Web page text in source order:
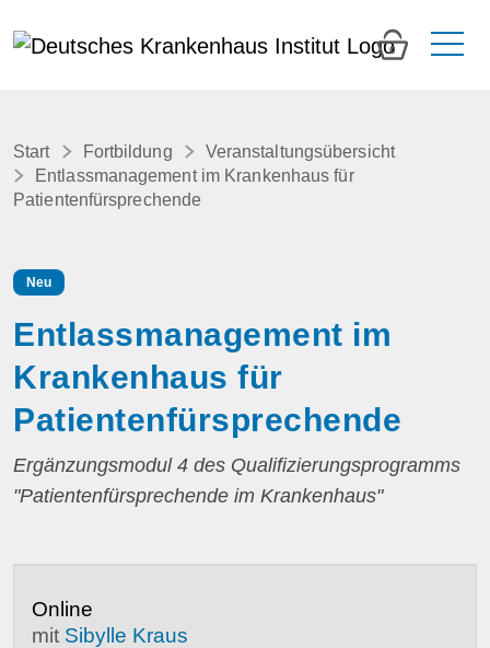
0
Start Fortbildung
Veranstaltungsübersicht
Entlassmanagement im Krankenhaus für
Patientenfürsprechende
Neu
Entlassmanagement im
Krankenhaus für
Patientenfürsprechende
Ergänzungsmodul 4 des Qualifizierungsprogramms
"Patientenfürsprechende im Krankenhaus"
Online
mit Sibylle Kraus